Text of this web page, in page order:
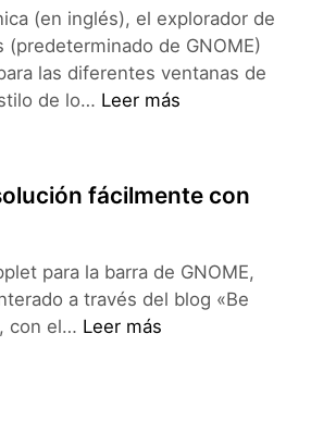
(en inglés), el explorador de
(predeterminado de GNOME)
las diferentes ventanas de
de lo… Nautilus
Leer más
fácilmente con
para la barra de GNOME,
a través del blog «Be
con el… Cambia
Leer más